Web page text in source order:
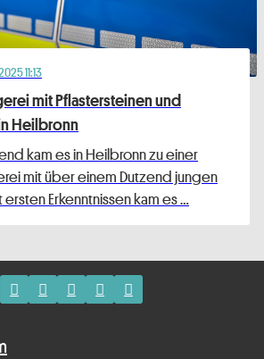
11:13
mit Pflastersteinen und
Heilbronn
kam es in Heilbronn zu einer
mit über einem Dutzend jungen
ersten Erkenntnissen kam es …